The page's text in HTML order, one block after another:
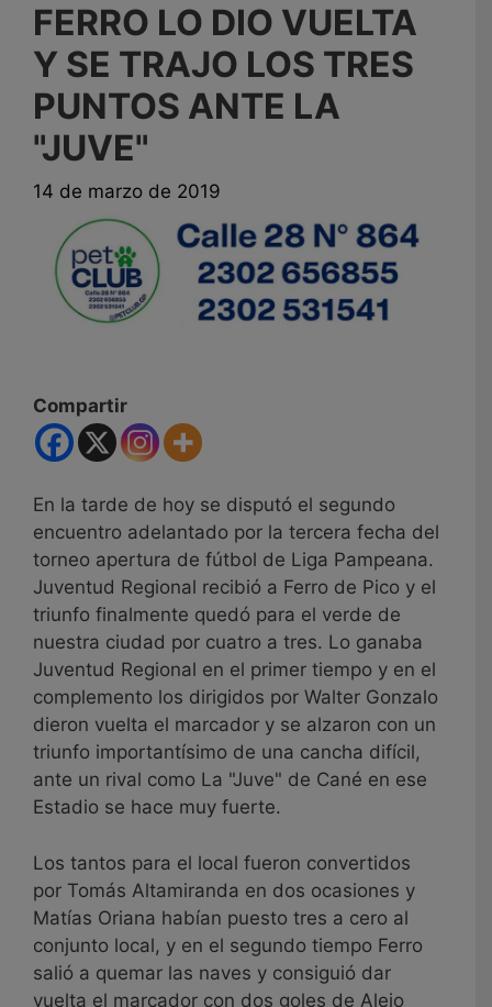
FERRO LO DIO VUELTA
Y SE TRAJO LOS TRES
PUNTOS ANTE LA
"JUVE"
14 de marzo de 2019
Compartir
En la tarde de hoy se disputó el segundo
encuentro adelantado por la tercera fecha del
torneo apertura de fútbol de Liga Pampeana.
Juventud Regional recibió a Ferro de Pico y el
triunfo finalmente quedó para el verde de
nuestra ciudad por cuatro a tres. Lo ganaba
Juventud Regional en el primer tiempo y en el
complemento los dirigidos por Walter Gonzalo
dieron vuelta el marcador y se alzaron con un
triunfo importantísimo de una cancha difícil,
ante un rival como La "Juve" de Cané en ese
Estadio se hace muy fuerte.
Los tantos para el local fueron convertidos
por Tomás Altamiranda en dos ocasiones y
Matías Oriana habían puesto tres a cero al
conjunto local, y en el segundo tiempo Ferro
salió a quemar las naves y consiguió dar
vuelta el marcador con dos goles de Alejo